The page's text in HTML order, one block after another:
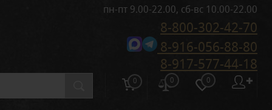
пн-пт 9.00-22.00, сб-вс 10.00-22.00
8-800-302-42-70
8-916-056-88-80
8-917-577-44-18
0 0 0 ✚